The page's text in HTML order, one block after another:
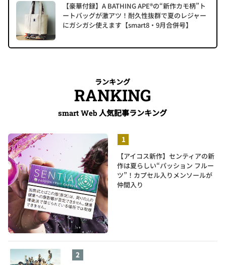
【豪華付録】A BATHING APE®の“新作カモ柄”ト
ートバッグが激アツ！耐久性抜群で夏のレジャー
にガシガシ使えます【smart8・9月合併号】
ランキング
RANKING
smart Web 人気記事ランキング
【アイコス新作】センティアの新
作は夏らしい“パッション フルー
ツ”！カプセル入りメンソールが
仲間入り